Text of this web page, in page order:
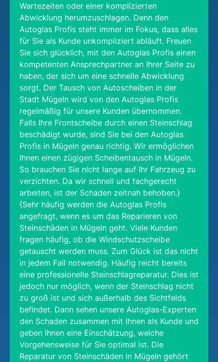
Wartezeiten oder einer komplizierten
Abwicklung herumzuschlagen. Denn den
Autoglas Profis steht immer im Fokus, dass alles
für Sie als Kunde unkompliziert abläuft. Freuen
Sie sich glücklich, mit den Autoglas Profis einen
kompetenten Ansprechpartner an Ihrer Seite zu
haben, der sich um eine schnelle Abwicklung
sorgt. Der Tausch von Autoscheiben in der
Stadt Mügeln wird von den Autoglas Profis
regelmäßig für unsere Kunden übernommen.
Falls Ihre Frontscheibe durch einen Steinschlag
beschädigt wurde, sind Sie bei den Autoglas
Profis in Mügeln genau richtig. Wir ermöglichen
Ihnen einen zügigen Scheibentausch in Mügeln.
So brauchen Sie nicht lange auf Ihr Fahrzeug zu
verzichten. Da wir schnell und fachgerecht
arbeiten, ist der Schaden zeitnah behoben.}
{Sehr häufig werden die Autoglas Profis
angefragt, wenn es um das Reparieren von
Steinschäden in Mügeln geht. Viele Kunden
fragen häufig, ob die Windschutzscheibe
getauscht werden muss. Zum Glück ist das nicht
in jedem Fall notwendig. Häufig reicht bereits
eine professionelle Steinschlagreparatur. Dies ist
jedoch nur möglich, wenn der Steinschlag nicht
zu groß ist und sich außerhalb des Sichtfelds
befindet. Dann sehen unsere Autoglas-Experten
den Schaden zusammen mit Ihnen als Kunde und
geben Ihnen eine Einschätzung, welche
Vorgehensweise für Sie optimal ist. Die
Reparatur von Steinschäden in Mügeln gehört